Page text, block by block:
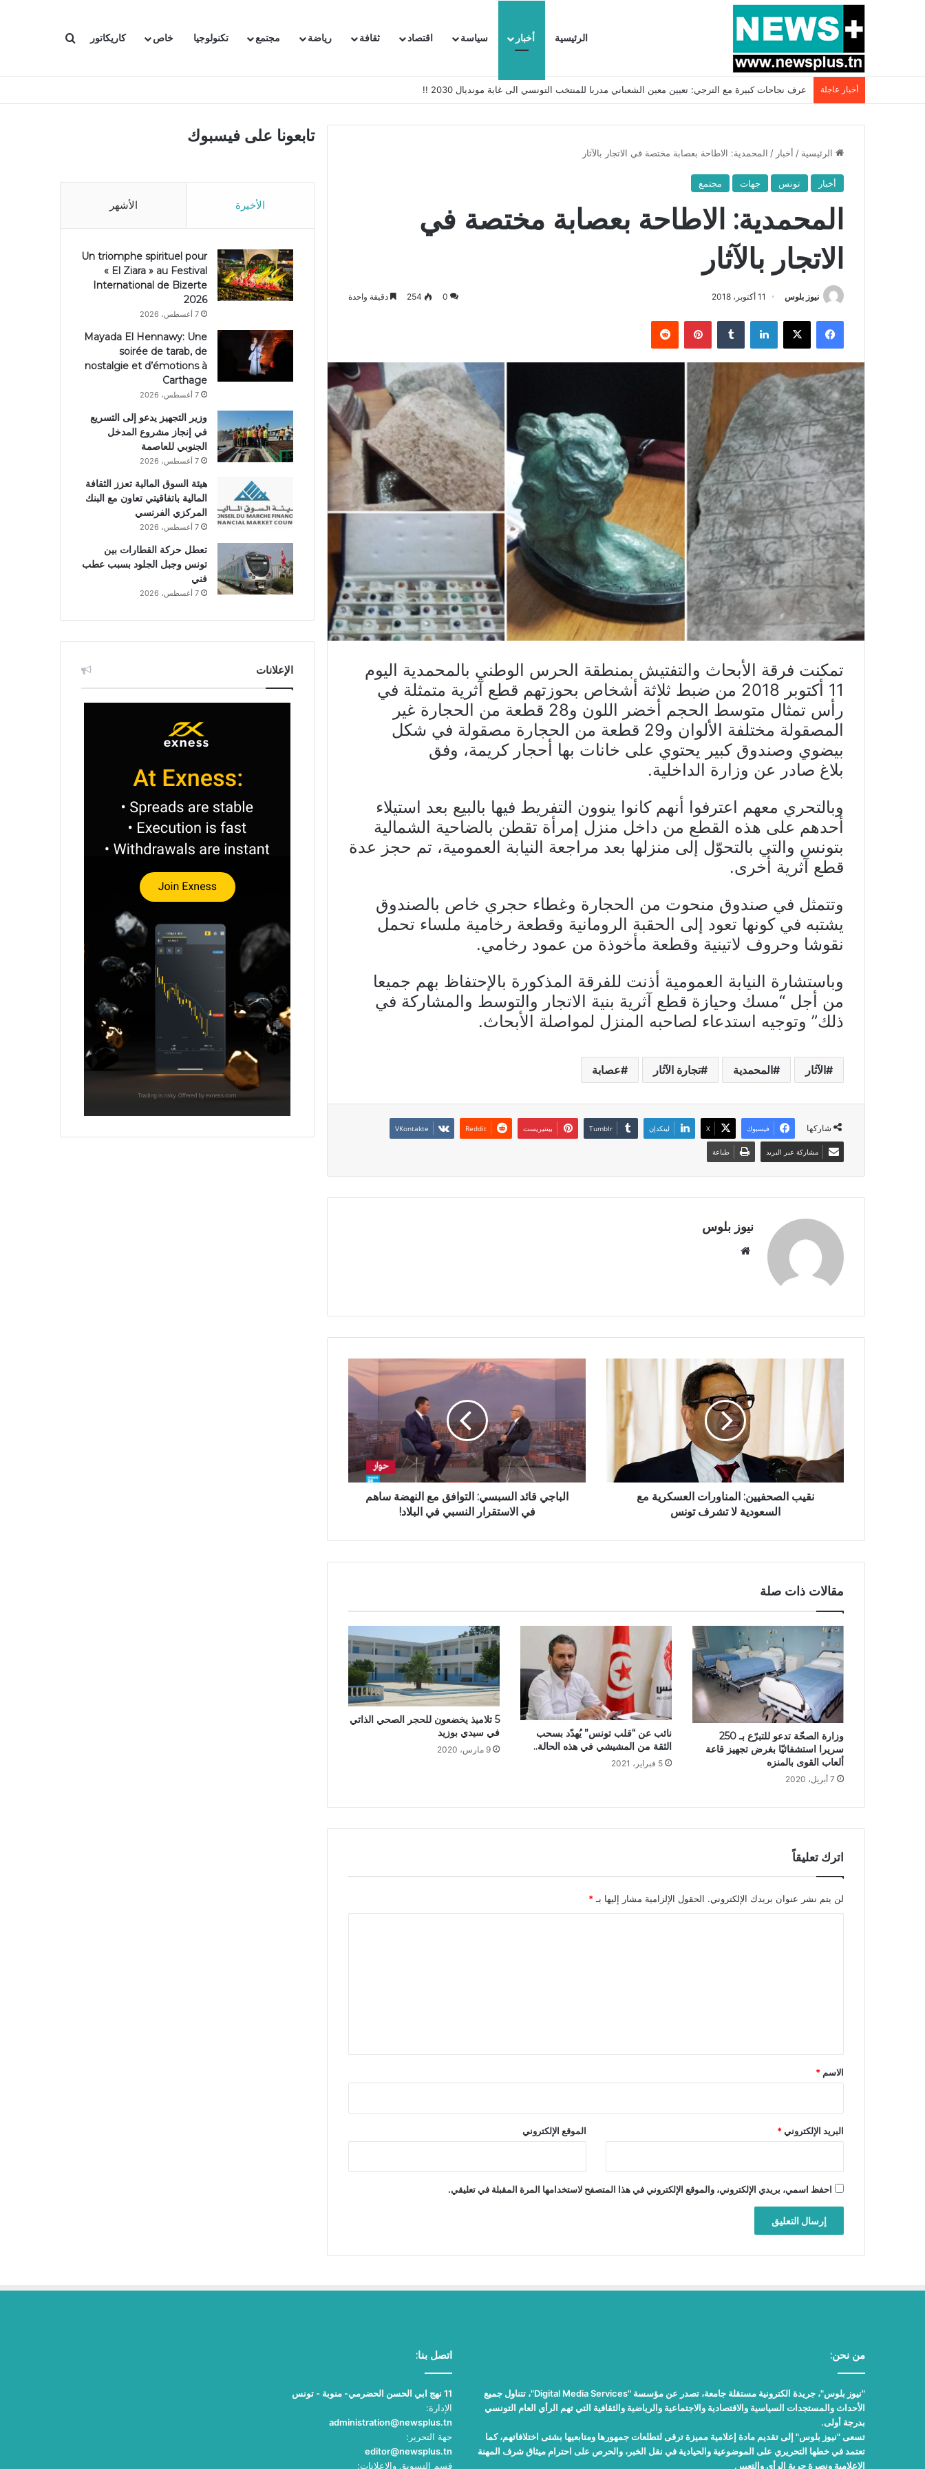
الرئيسية أخبار سياسة اقتصاد ثقافة رياضة مجتمع تكنولوجيا خاص كاريكاتور بحث عن
أخبار عاجلة بسبب المرزوقي وبتكليف من سعيّد: الخارجية تستدعي السفيرة الفرنسية بتونس وتبلغها احتجاجا شديد اللهجة !!
الرئيسية / أخبار / المحمدية: الاطاحة بعصابة مختصة في الاتجار بالآثار
أخبار تونس جهات مجتمع
المحمدية: الاطاحة بعصابة مختصة في
الاتجار بالآثار
نيوز بلوس 11 أكتوبر، 2018 0
254 دقيقة واحدة
فيسبوك X لينكدإن بينتيريست
تمكنت فرقة الأبحاث والتفتيش بمنطقة الحرس الوطني بالمحمدية اليوم
11 أكتوبر 2018 من ضبط ثلاثة أشخاص بحوزتهم قطع آثرية متمثلة في
رأس تمثال متوسط الحجم أخضر اللون و28 قطعة من الحجارة غير
المصقولة مختلفة الألوان و29 قطعة من الحجارة مصقولة في شكل
بيضوي وصندوق كبير يحتوي على خانات بها أحجار كريمة، وفق
بلاغ صادر عن وزارة الداخلية.
وبالتحري معهم اعترفوا أنهم كانوا ينوون التفريط فيها بالبيع بعد استيلاء
أحدهم على هذه القطع من داخل منزل إمرأة تقطن بالضاحية الشمالية
بتونس والتي بالتحوّل إلى منزلها بعد مراجعة النيابة العمومية، تم حجز عدة
قطع آثرية أخرى.
وتتمثل في صندوق منحوت من الحجارة وغطاء حجري خاص بالصندوق
يشتبه في كونها تعود إلى الحقبة الرومانية وقطعة رخامية ملساء تحمل
نقوشا وحروف لاتينية وقطعة مأخوذة من عمود رخامي.
وباستشارة النيابة العمومية أذنت للفرقة المذكورة بالإحتفاظ بهم جميعا
من أجل “مسك وحيازة قطع آثرية بنية الاتجار والتوسط والمشاركة في
ذلك” وتوجيه استدعاء لصاحبه المنزل لمواصلة الأبحاث.
الآثار المحمدية تجارة الآثار عصابة
شاركها فيسبوك X لينكدإن بينتيريست
مشاركة عبر البريد طباعة
نيوز بلوس
نقيب الصحفيين: المناورات العسكرية مع
السعودية لا تشرف تونس
الباجي قائد السبسي: التوافق مع النهضة ساهم
في الاستقرار النسبي في البلاد!
مقالات ذات صلة
وزارة الصحّة تدعو للتبرّع بـ 250
سريرا استشفائيّا بغرض تجهيز قاعة
ألعاب القوى بالمنزه
7 أبريل، 2020
نائب عن “قلب تونس” يُهدّد بسحب
الثقة من المشيشي في هذه الحالة..
5 فبراير، 2021
5 تلاميذ يخضعون للحجر الصحي الذاتي
في سيدي بوزيد
9 مارس، 2020
اترك تعليقاً
لن يتم نشر عنوان بريدك الإلكتروني. الحقول الإلزامية مشار إليها بـ *
*
الاسم *
البريد الإلكتروني* الموقع الإلكتروني
احفظ اسمي، بريدي الإلكتروني، والموقع الإلكتروني في هذا المتصفح لاستخدامها المرة المقبلة في تعليقي.
تابعونا على فيسبوك
الأخيرة الأشهر
Un triomphe spirituel pour
« El Ziara » au Festival
International de Bizerte
2026
7 أغسطس، 2026
Mayada El Hennawy: Une
soirée de tarab, de
nostalgie et d’émotions à
Carthage
7 أغسطس، 2026
وزير التجهيز يدعو إلى التسريع
في إنجاز مشروع المدخل
الجنوبي للعاصمة
7 أغسطس، 2026
هيئة السوق المالية تعزز الثقافة
المالية باتفاقيتي تعاون مع البنك
المركزي الفرنسي
7 أغسطس، 2026
تعطل حركة القطارات بين
تونس وجبل الجلود بسبب عطب
فني
7 أغسطس، 2026
الإعلانات
من نحن:
"نيوز بلوس"، جريدة الكترونية مستقلة جامعة، تصدر عن مؤسسة "Digital Media Services"، تتناول جميع
الأحداث والمستجدات السياسية والاقتصادية والاجتماعية والرياضية والثقافية التي تهم الرأي العام التونسي
بدرجة أولى.
تسعى "نيوز بلوس" إلى تقديم مادة إعلامية مميزة ترقى لتطلعات جمهورها ومتابعيها بشتى اختلافاتهم، كما
تعتمد في خطها التحريري على الموضوعية والحيادية في نقل الخبر، والحرص على احترام ميثاق شرف المهنة
الإعلامية ونصرة حرية الرأي والتعبير.
اتصل بنا:
11 نهج ابي الحسن الحضرمي- منوبة - تونس
الإدارة:
administration@newsplus.tn
جهة التحرير:
editor@newsplus.tn
قسم التسويق والاعلانات: